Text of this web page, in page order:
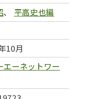
、 平高史也編
10月
エーネットワー